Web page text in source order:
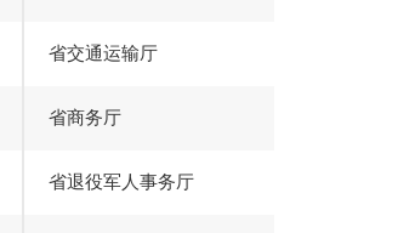
省交通运输厅
省商务厅
省退役军人事务厅